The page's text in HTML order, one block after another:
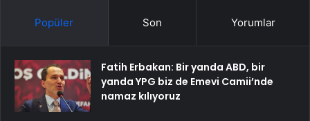
Popüler Son Yorumlar
Fatih Erbakan: Bir yanda ABD, bir
yanda YPG biz de Emevi Camii’nde
namaz kılıyoruz